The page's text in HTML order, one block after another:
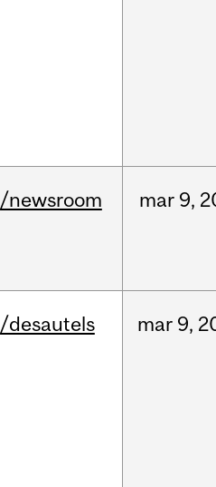
/newsroom mar 9,
/desautels mar 9,